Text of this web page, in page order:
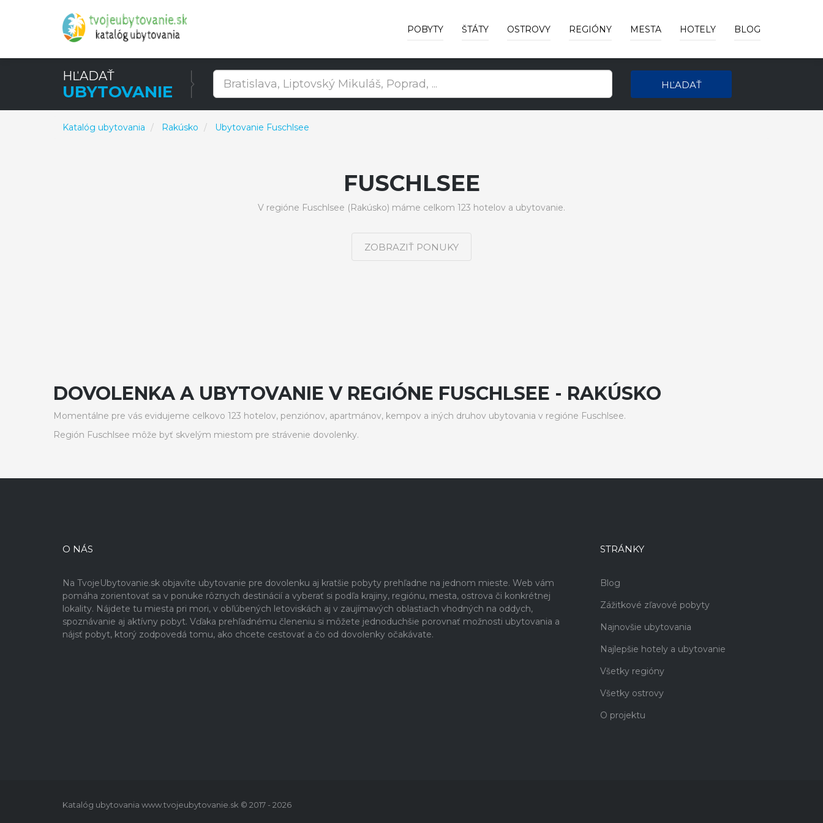
POBYTY ŠTÁTY OSTROVY REGIÓNY MESTA HOTELY BLOG
HĽADAŤ
UBYTOVANIE HĽADAŤ
Katalóg ubytovania Rakúsko Ubytovanie Fuschlsee
FUSCHLSEE
V regióne Fuschlsee (Rakúsko) máme celkom 123 hotelov a ubytovanie.
ZOBRAZIŤ PONUKY
DOVOLENKA A UBYTOVANIE V REGIÓNE FUSCHLSEE - RAKÚSKO
Momentálne pre vás evidujeme celkovo 123 hotelov, penziónov, apartmánov, kempov a iných druhov ubytovania v regióne Fuschlsee.
Región Fuschlsee môže byť skvelým miestom pre strávenie dovolenky.
O NÁS
Na TvojeUbytovanie.sk objavíte ubytovanie pre dovolenku aj kratšie pobyty prehľadne na jednom mieste. Web vám
pomáha zorientovať sa v ponuke rôznych destinácií a vyberať si podľa krajiny, regiónu, mesta, ostrova či konkrétnej
lokality. Nájdete tu miesta pri mori, v obľúbených letoviskách aj v zaujímavých oblastiach vhodných na oddych,
spoznávanie aj aktívny pobyt. Vďaka prehľadnému členeniu si môžete jednoduchšie porovnať možnosti ubytovania a
nájsť pobyt, ktorý zodpovedá tomu, ako chcete cestovať a čo od dovolenky očakávate.
STRÁNKY
Blog
Zážitkové zľavové pobyty
Najnovšie ubytovania
Najlepšie hotely a ubytovanie
Všetky regióny
Všetky ostrovy
O projektu
Katalóg ubytovania www.tvojeubytovanie.sk © 2017 - 2026